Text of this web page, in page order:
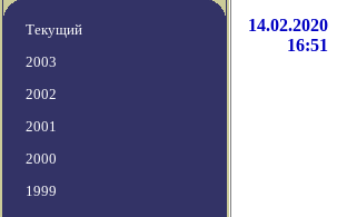
Текущий
2003
2002
2001
2000
1999
14.02.2020
16:51